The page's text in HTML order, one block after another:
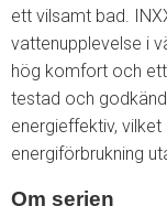
ett vilsamt bad.
vattenupplevelse i
hög komfort och
testad och
energieffektiv,
energiförbrukning
Om serien